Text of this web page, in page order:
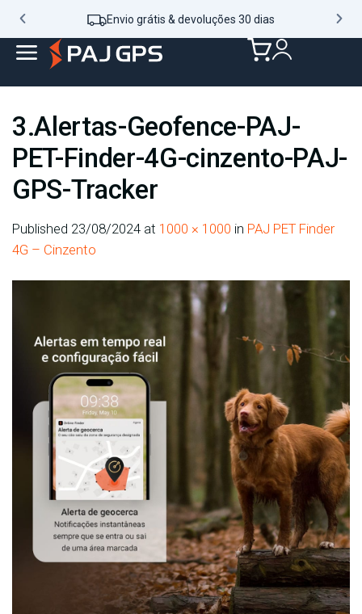
Envio grátis & devoluções 30 dias
3.Alertas-Geofence-PAJ-
PET-Finder-4G-cinzento-PAJ-
GPS-Tracker
Published 23/08/2024 at 1000 × 1000 in PAJ PET Finder
4G – Cinzento